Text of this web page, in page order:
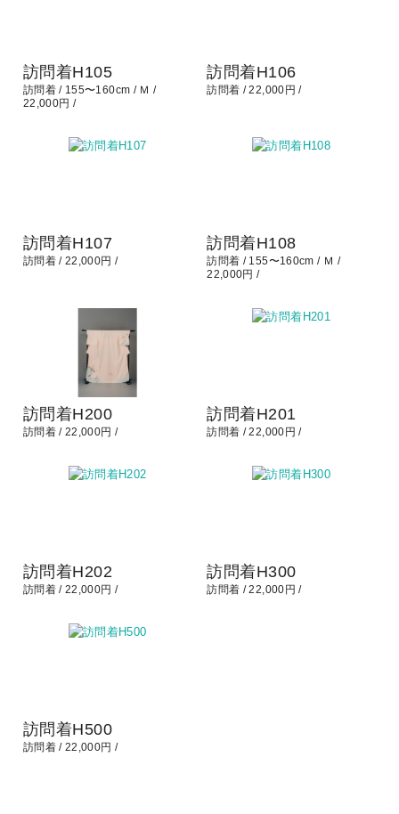
訪問着H105
訪問着 155〜160cm
Ｍ
22,000円
訪問着H106
訪問着 22,000円
訪問着H107
訪問着 22,000円
訪問着H108
訪問着 155〜160cm
Ｍ
22,000円
訪問着H200
訪問着 22,000円
訪問着H201
訪問着 22,000円
訪問着H202
訪問着 22,000円
訪問着H300
訪問着 22,000円
訪問着H500
訪問着 22,000円